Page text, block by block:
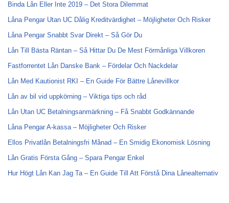
Binda Lån Eller Inte 2019 – Det Stora Dilemmat
Låna Pengar Utan UC Dålig Kreditvärdighet – Möjligheter Och Risker
Låna Pengar Snabbt Svar Direkt – Så Gör Du
Lån Till Bästa Räntan – Så Hittar Du De Mest Förmånliga Villkoren
Fastforrentet Lån Danske Bank – Fördelar Och Nackdelar
Lån Med Kautionist RKI – En Guide För Bättre Lånevillkor
Lån av bil vid uppkörning – Viktiga tips och råd
Lån Utan UC Betalningsanmärkning – Få Snabbt Godkännande
Låna Pengar A-kassa – Möjligheter Och Risker
Ellos Privatlån Betalningsfri Månad – En Smidig Ekonomisk Lösning
Lån Gratis Första Gång – Spara Pengar Enkel
Hur Högt Lån Kan Jag Ta – En Guide Till Att Förstå Dina Lånealternativ